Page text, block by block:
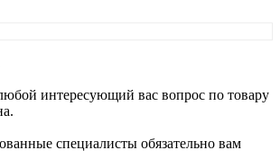
интересующий вас вопрос по товару
специалисты обязательно вам